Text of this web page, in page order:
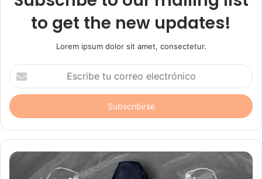
to get the new updates!
Lorem ipsum dolor sit amet, consectetur.
Escribe
tu
correo
electrónico